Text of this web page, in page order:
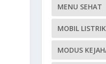
MENU SEHAT
MOBIL LISTRIK
MODUS